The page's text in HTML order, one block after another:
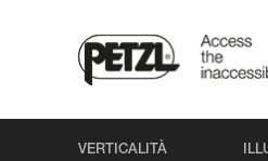
VERTICALITÀ